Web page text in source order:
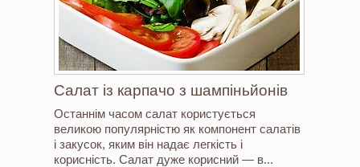
Салат із карпачо з шампіньйонів
Останнім часом салат користується
великою популярністю як компонент салатів
і закусок, яким він надає легкість і
корисність. Салат дуже корисний — в...